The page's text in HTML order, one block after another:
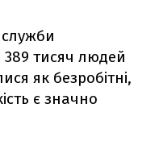
389 тисяч людей
як безробітні,
є значно